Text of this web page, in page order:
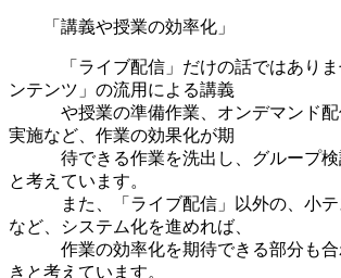
「講義や授業の効率化」
「ライブ配信」だけの話ではありま
ンテンツ」の流用による講義
や授業の準備作業、オンデマンド配
実施など、作業の効果化が期
待できる作業を洗出し、グループ検
と考えています。
また、「ライブ配信」以外の、小テ
など、システム化を進めれば、
作業の効率化を期待できる部分も合
きと考えています。